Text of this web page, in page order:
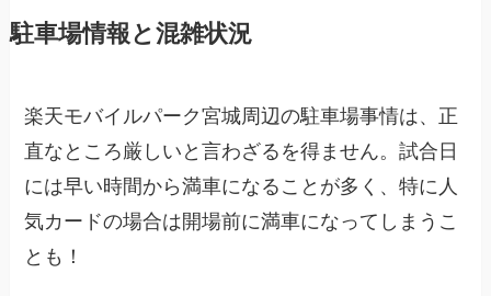
駐車場情報と混雑状況
楽天モバイルパーク宮城周辺の駐車場事情は、正
直なところ厳しいと言わざるを得ません。試合日
には早い時間から満車になることが多く、特に人
気カードの場合は開場前に満車になってしまうこ
とも！